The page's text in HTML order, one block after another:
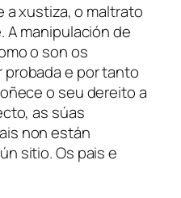
a xustiza, o maltrato
manipulación de
o son os
e por tanto
o seu dereito a
as súas
non están
sitio. Os pais e